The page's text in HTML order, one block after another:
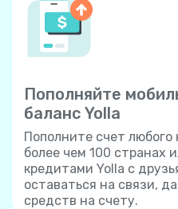
Пополняйте
баланс Yolla
Пополните счет любого
более чем 100 странах
кредитами Yolla с
оставаться на связи,
средств на счету.